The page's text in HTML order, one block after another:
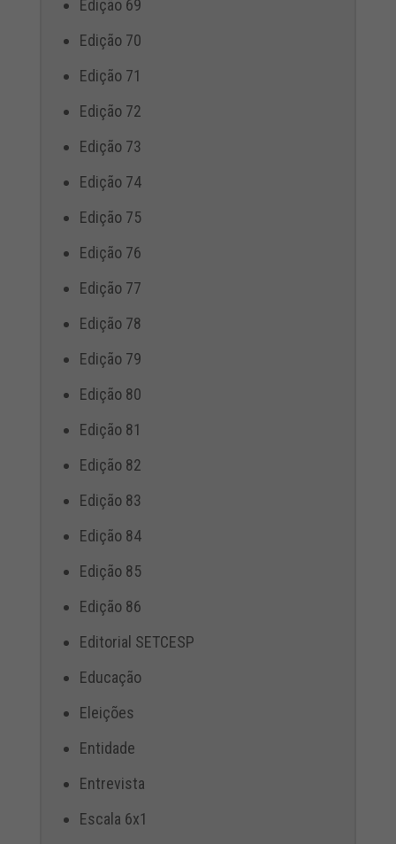
Edição 69
Edição 70
Edição 71
Edição 72
Edição 73
Edição 74
Edição 75
Edição 76
Edição 77
Edição 78
Edição 79
Edição 80
Edição 81
Edição 82
Edição 83
Edição 84
Edição 85
Edição 86
Editorial SETCESP
Educação
Eleições
Entidade
Entrevista
Escala 6x1